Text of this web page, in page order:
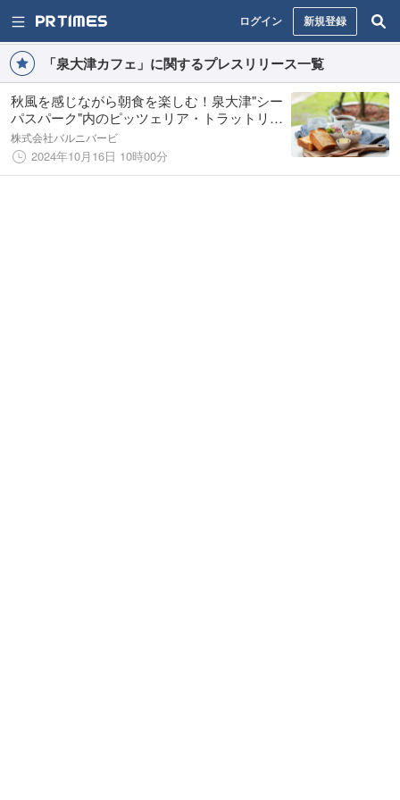
ログイン 新規登録
「泉大津カフェ」に関するプレスリリース一覧
秋風を感じながら朝食を楽しむ！泉大津"シー
パスパーク"内のピッツェリア・トラットリア
＆カフェ「GARB GREEN WALK」にてモー
ニング営業開始
株式会社バルニバービ
2024年10月16日 10時00分